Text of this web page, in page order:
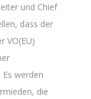
und Chief
dass der
VO(EU)
werden
die